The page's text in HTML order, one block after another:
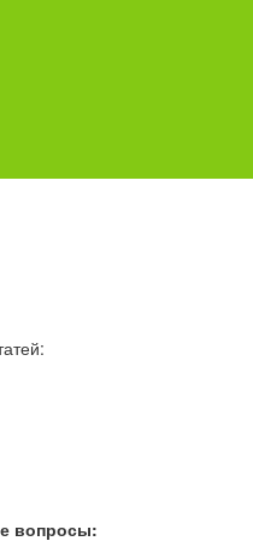
вопросы: